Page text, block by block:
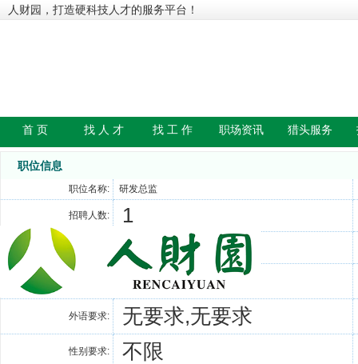
人财园，打造硬科技人才的服务平台！
首 页 找 人 才 找 工 作 职场资讯 猎头服务
职位信息
职位名称: 研发总监
招聘人数: 1
年龄要求: 22-51
大专
外语要求: 无要求,无要求
性别要求: 不限